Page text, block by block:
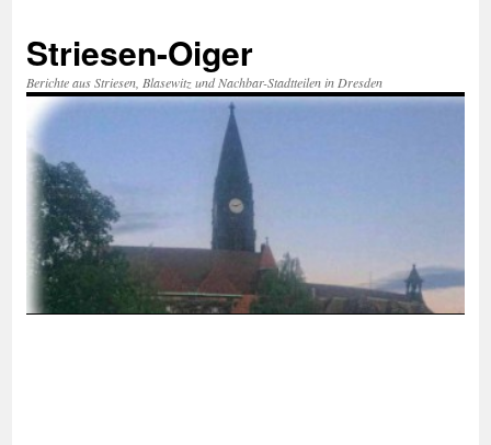
springen
Striesen-Oiger
Berichte aus Striesen, Blasewitz und Nachbar-Stadtteilen in Dresden